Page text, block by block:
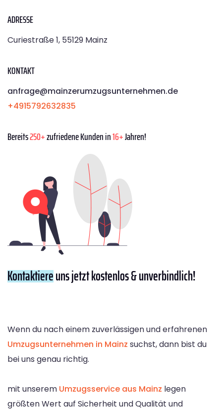
ADRESSE
Curiestraße 1, 55129 Mainz
KONTAKT
anfrage@mainzerumzugsunternehmen.de
+4915792632835
Bereits250+zufriedene Kunden in16+Jahren!
Kontaktiereuns jetzt kostenlos & unverbindlich!
Wenn du nach einem zuverlässigen und erfahrenen
Umzugsunternehmen in Mainz suchst, dann bist du
bei uns genau richtig.
mit unserem Umzugsservice aus Mainz legen
größten Wert auf Sicherheit und Qualität und